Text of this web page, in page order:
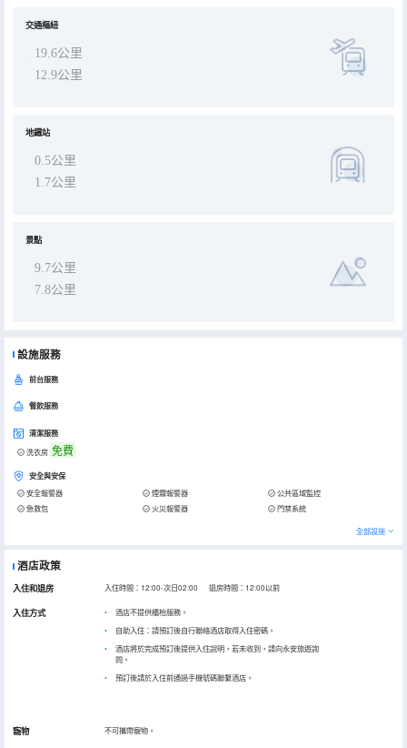
交通樞紐
19.6公里
12.9公里
地鐵站
0.5公里
1.7公里
景點
9.7公里
7.8公里
設施服務
前台服務
餐飲服務
清潔服務
洗衣房 免費
安全與安保
安全報警器 煙霧報警器
公共區域監控
急救包
火災報警器 門禁系統
全部設施
酒店政策
入住和退房 入住時間：12:00-次日02:00 退房時間：12:00以前
入住方式
酒店不提供櫃枱服務。
自助入住：請預訂後自行聯絡酒店取得入住密碼。
酒店將於完成預訂後提供入住說明，若未收到，請向永安旅遊詢
問。
預訂後請於入住前通過手機號碼聯繫酒店。
寵物 不可攜帶寵物。